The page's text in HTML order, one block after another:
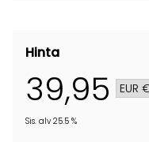
Hinta
39,95
Sis. alv 25.5 %